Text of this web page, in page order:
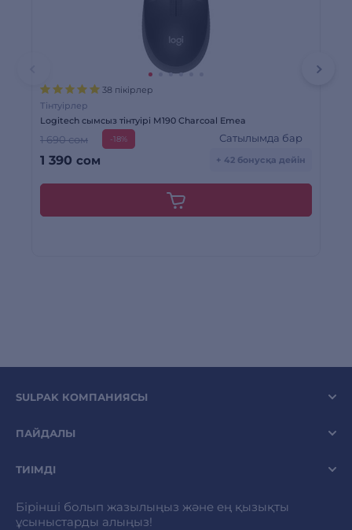
38 пікірлер
Тінтуірлер
Logitech сымсыз тінтуірі M190 Charcoal Emea
1 690 сом -18%
1 390 сом
Сатылымда бар
+ 42 бонусқа дейін
SULPAK КОМПАНИЯСЫ
ПАЙДАЛЫ
ТИІМДІ
Бірінші болып жазылыңыз және ең қызықты
ұсыныстарды алыңыз!